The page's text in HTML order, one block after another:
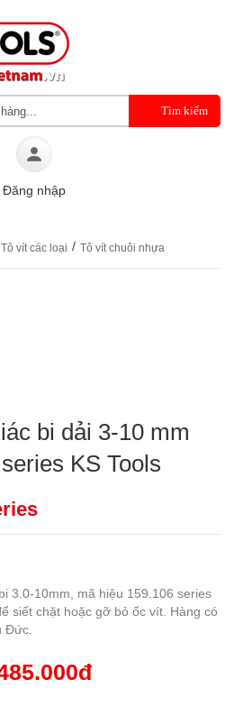
Đăng nhập
Tô vít các loại / Tô vít chuôi nhựa
bi dải 3-10 mm
KS Tools
3.0-10mm, mã hiệu 159.106 series
siết chặt hoặc gỡ bỏ ốc vít. Hàng có
Đức.